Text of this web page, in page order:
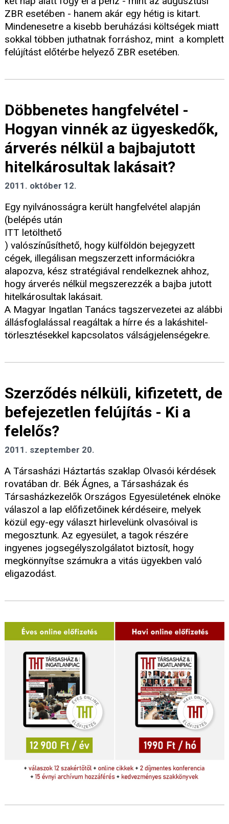
ZBR esetében - hanem akár egy hétig is kitart.
Mindenesetre a kisebb beruházási költségek miatt
sokkal többen juthatnak forráshoz, mint a komplett
felújítást előtérbe helyező ZBR esetében.
Döbbenetes hangfelvétel -
Hogyan vinnék az ügyeskedők,
árverés nélkül a bajbajutott
hitelkárosultak lakásait?
2011. október 12.
Egy nyilvánosságra került hangfelvétel alapján
(belépés után
ITT letölthető
) valószínűsíthető, hogy külföldön bejegyzett
cégek, illegálisan megszerzett információkra
alapozva, kész stratégiával rendelkeznek ahhoz,
hogy árverés nélkül megszerezzék a bajba jutott
hitelkárosultak lakásait.
A Magyar Ingatlan Tanács tagszervezetei az alábbi
állásfoglalással reagáltak a hírre és a lakáshitel-
törlesztésekkel kapcsolatos válságjelenségekre.
Szerződés nélküli, kifizetett, de
befejezetlen felújítás - Ki a
felelős?
2011. szeptember 20.
A Társasházi Háztartás szaklap Olvasói kérdések
rovatában dr. Bék Ágnes, a Társasházak és
Társasházkezelők Országos Egyesületének elnöke
válaszol a lap előfizetőinek kérdéseire, melyek
közül egy-egy választ hirlevelünk olvasóival is
megosztunk. Az egyesület, a tagok részére
ingyenes jogsegélyszolgálatot biztosít, hogy
megkönnyítse számukra a vitás ügyekben való
eligazodást.